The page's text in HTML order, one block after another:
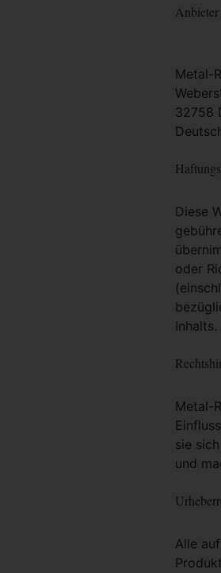
Metal-
32758
Diese
oder
Inhalts.
Metal-
sie
und
Alle